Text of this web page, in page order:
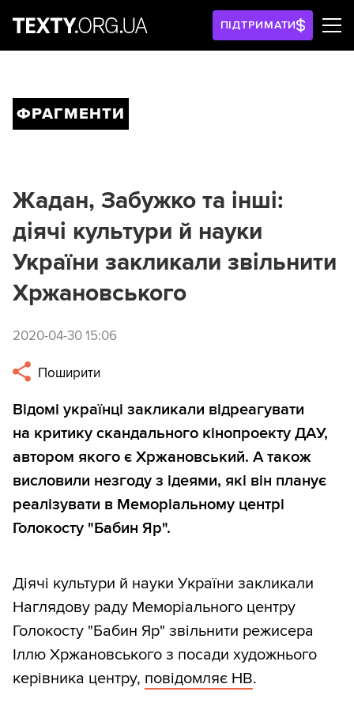
ПІДТРИМАТИ
ФРАГМЕНТИ
Жадан, Забужко та інші:
діячі культури й науки
України закликали звільнити
Хржановського
2020-04-30 15:06
Поширити
Відомі українці закликали відреагувати
на критику скандального кінопроекту ДАУ,
автором якого є Хржановський. А також
висловили незгоду з ідеями, які він планує
реалізувати в Меморіальному центрі
Голокосту "Бабин Яр".
Діячі культури й науки України закликали
Наглядову раду Меморіального центру
Голокосту "Бабин Яр" звільнити режисера
Іллю Хржановського з посади художнього
керівника центру, повідомляє НВ.